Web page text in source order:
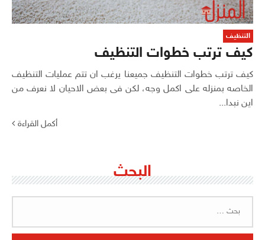
التنظيف
كيف ترتب خطوات التنظيف
كيف ترتب خطوات التنظيف جميعنا يرغب ان تتم عمليات التنظيف
الخاصه بمنزله على اكمل وجه، لكن فى بعض الاحيان لا نعرف من
اين نبدا...
أكمل القراءة
البحث